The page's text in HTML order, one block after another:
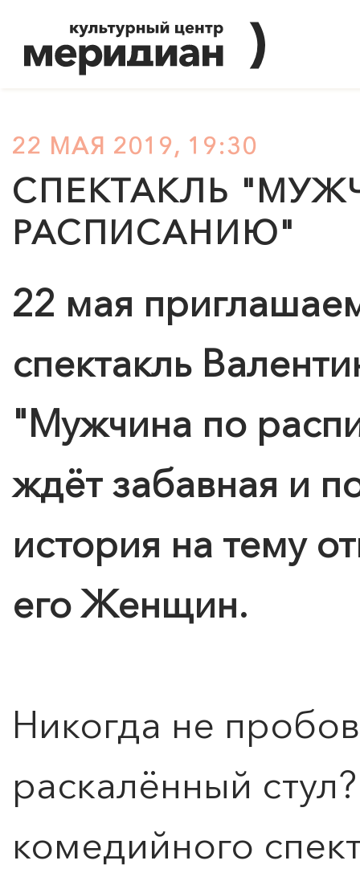
22 МАЯ 2019, 19:30
СПЕКТАКЛЬ
РАСПИСАНИЮ"
22 мая
спектакль
"Мужчина по
ждёт забавная и
история на тему
его Женщин.
Никогда не
раскалённый
комедийного